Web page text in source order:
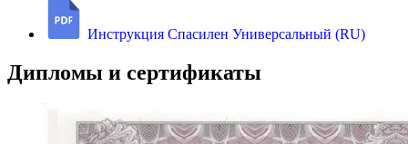
Инструкция Спасилен Универсальный (RU)
Дипломы и сертификаты